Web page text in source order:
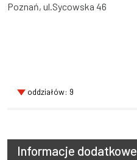
Poznań, ul.Sycowska 46
oddziałów: 9
Informacje dodatkowe